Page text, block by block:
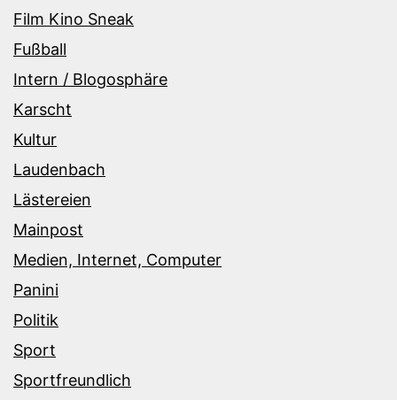
Film Kino Sneak
Fußball
Intern / Blogosphäre
Karscht
Kultur
Laudenbach
Lästereien
Mainpost
Medien, Internet, Computer
Panini
Politik
Sport
Sportfreundlich